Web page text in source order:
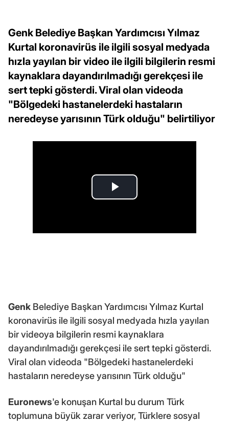
Genk Belediye Başkan Yardımcısı Yılmaz
Kurtal koronavirüs ile ilgili sosyal medyada
hızla yayılan bir video ile ilgili bilgilerin resmi
kaynaklara dayandırılmadığı gerekçesi ile
sert tepki gösterdi. Viral olan videoda
"Bölgedeki hastanelerdeki hastaların
neredeyse yarısının Türk olduğu" belirtiliyor
Genk Belediye Başkan Yardımcısı Yılmaz Kurtal
koronavirüs ile ilgili sosyal medyada hızla yayılan
bir videoya bilgilerin resmi kaynaklara
dayandırılmadığı gerekçesi ile sert tepki gösterdi.
Viral olan videoda "Bölgedeki hastanelerdeki
hastaların neredeyse yarısının Türk olduğu"
Euronews'e konuşan Kurtal bu durum Türk
toplumuna büyük zarar veriyor, Türklere sosyal